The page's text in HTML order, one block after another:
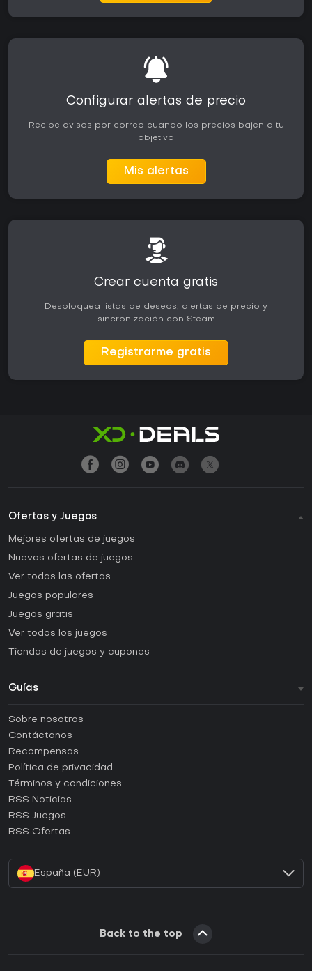
Configurar alertas de precio
Recibe avisos por correo cuando los precios bajen a tu
objetivo
Mis alertas
Crear cuenta gratis
Desbloquea listas de deseos, alertas de precio y
sincronización con Steam
Registrarme gratis
Ofertas y Juegos
Mejores ofertas de juegos
Nuevas ofertas de juegos
Ver todas las ofertas
Juegos populares
Juegos gratis
Ver todos los juegos
Tiendas de juegos y cupones
Guías
Guías y tutoriales
¿Cómo activar una CD Key de Steam?
¿Cómo activar una CD Key de Epic Games?
¿Cómo activar una CD Key de GOG?
¿Cómo activar una CD Key de Ubisoft Connect?
Sobre nosotros
Contáctanos
Recompensas
Política de privacidad
Términos y condiciones
RSS Noticias
RSS Juegos
RSS Ofertas
España (EUR)
Back to the top